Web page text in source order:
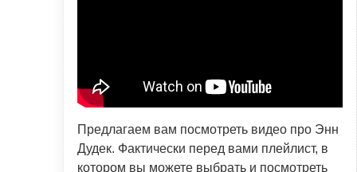
Предлагаем вам посмотреть видео про Энн
Дудек. Фактически перед вами плейлист, в
котором вы можете выбрать и посмотреть